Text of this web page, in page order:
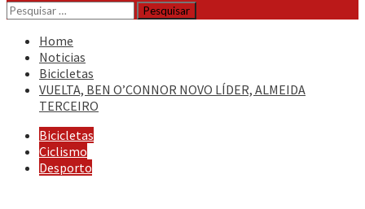
Pesquisar
por:
Home
Noticias
Bicicletas
VUELTA, BEN O’CONNOR NOVO LÍDER, ALMEIDA
TERCEIRO
Bicicletas
Ciclismo
Desporto